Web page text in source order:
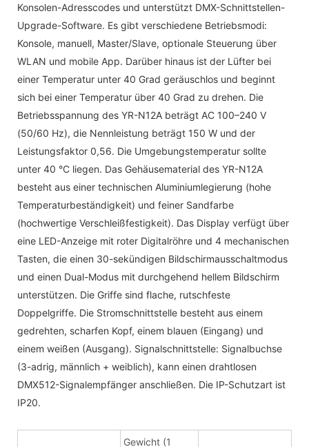
Konsolen-Adresscodes und unterstützt DMX-Schnittstellen-
Upgrade-Software. Es gibt verschiedene Betriebsmodi:
Konsole, manuell, Master/Slave, optionale Steuerung über
WLAN und mobile App. Darüber hinaus ist der Lüfter bei
einer Temperatur unter 40 Grad geräuschlos und beginnt
sich bei einer Temperatur über 40 Grad zu drehen. Die
Betriebsspannung des YR-N12A beträgt AC 100–240 V
(50/60 Hz), die Nennleistung beträgt 150 W und der
Leistungsfaktor 0,56. Die Umgebungstemperatur sollte
unter 40 °C liegen. Das Gehäusematerial des YR-N12A
besteht aus einer technischen Aluminiumlegierung (hohe
Temperaturbeständigkeit) und feiner Sandfarbe
(hochwertige Verschleißfestigkeit). Das Display verfügt über
eine LED-Anzeige mit roter Digitalröhre und 4 mechanischen
Tasten, die einen 30-sekündigen Bildschirmausschaltmodus
und einen Dual-Modus mit durchgehend hellem Bildschirm
unterstützen. Die Griffe sind flache, rutschfeste
Doppelgriffe. Die Stromschnittstelle besteht aus einem
gedrehten, scharfen Kopf, einem blauen (Eingang) und
einem weißen (Ausgang). Signalschnittstelle: Signalbuchse
(3-adrig, männlich + weiblich), kann einen drahtlosen
DMX512-Signalempfänger anschließen. Die IP-Schutzart ist
IP20.
Gewicht (1